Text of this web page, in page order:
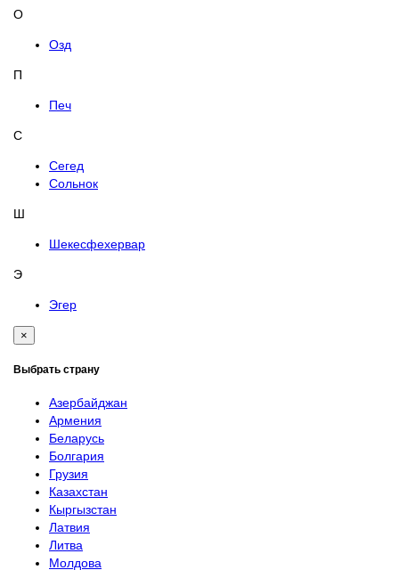
О
Озд
П
Печ
С
Сегед
Сольнок
Ш
Шекесфехервар
Э
Эгер
×
Выбрать страну
Азербайджан
Армения
Беларусь
Болгария
Грузия
Казахстан
Кыргызстан
Латвия
Литва
Молдова